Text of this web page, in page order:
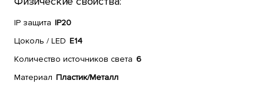
IP защита IP20
Цоколь / LED E14
Количество источников света 6
Материал Пластик/Металл